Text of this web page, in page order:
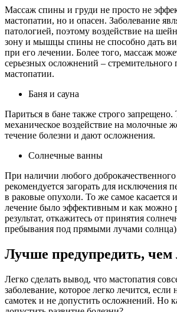
Массаж спины и груди не просто не
мастопатии, но и опасен. Заболевание
патологией, поэтому воздействие на
зону и мышцы спины не способно дать
при его лечении. Более того, массаж
серьезных осложнений – стремительного
мастопатии.
Баня и сауна
Париться в бане также строго запрещено.
механическое воздействие на молочные
течение болезни и дают осложнения.
Солнечные ванны
При наличии любого
рекомендуется загорать для исключения
в раковые опухоли. То же самое касается
лечение было эффективным и как можно
результат, откажитесь от принятия
пребывания под прямыми лучами
Лучше предупредить, чем
Легко сделать вывод, что мастопатия
заболевание, которое легко лечится, если
самотек и не допустить осложнений. Но